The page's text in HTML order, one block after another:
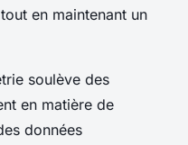
en maintenant un
soulève des
en matière de
données